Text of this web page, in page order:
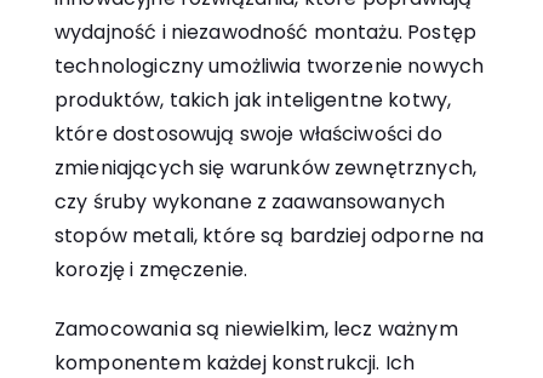
wydajność i niezawodność montażu. Postęp
technologiczny umożliwia tworzenie nowych
produktów, takich jak inteligentne kotwy,
które dostosowują swoje właściwości do
zmieniających się warunków zewnętrznych,
czy śruby wykonane z zaawansowanych
stopów metali, które są bardziej odporne na
korozję i zmęczenie.
Zamocowania są niewielkim, lecz ważnym
komponentem każdej konstrukcji. Ich